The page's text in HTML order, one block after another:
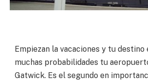
Empiezan la vacaciones y tu destino
muchas probabilidades tu
Gatwick. Es el segundo en